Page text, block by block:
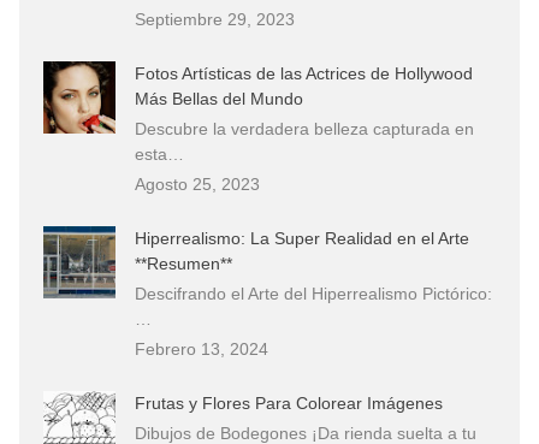
Septiembre 29, 2023
Fotos Artísticas de las Actrices de Hollywood
Más Bellas del Mundo
Descubre la verdadera belleza capturada en
esta…
Agosto 25, 2023
Hiperrealismo: La Super Realidad en el Arte
**Resumen**
Descifrando el Arte del Hiperrealismo Pictórico:
Febrero 13, 2024
Frutas y Flores Para Colorear Imágenes
Dibujos de Bodegones ¡Da rienda suelta a tu